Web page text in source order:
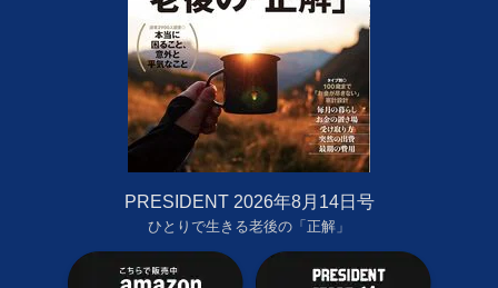
PRESIDENT 2026年8月14日号
ひとりで生きる老後の「正解」